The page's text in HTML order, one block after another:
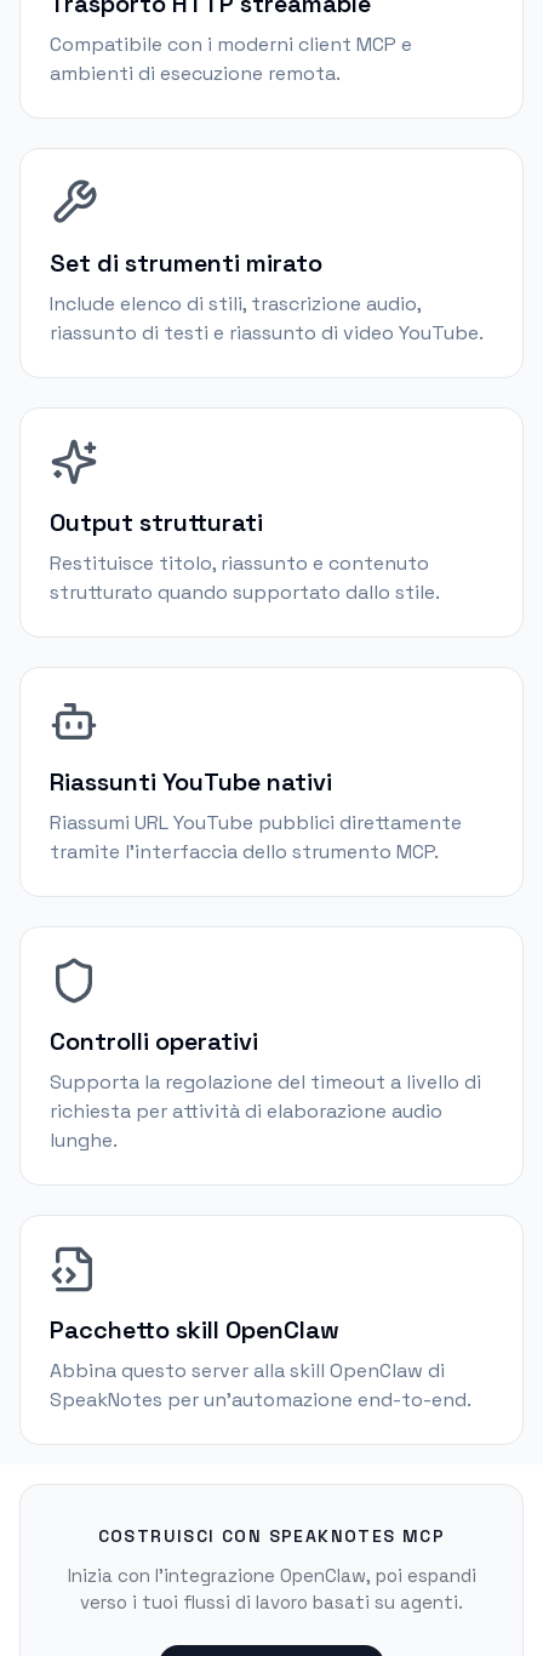
Compatibile con i moderni client MCP e
ambienti di esecuzione remota.
Set di strumenti mirato
Include elenco di stili, trascrizione audio,
riassunto di testi e riassunto di video YouTube.
Output strutturati
Restituisce titolo, riassunto e contenuto
strutturato quando supportato dallo stile.
Riassunti YouTube nativi
Riassumi URL YouTube pubblici direttamente
tramite l'interfaccia dello strumento MCP.
Controlli operativi
Supporta la regolazione del timeout a livello di
richiesta per attività di elaborazione audio
lunghe.
Pacchetto skill OpenClaw
Abbina questo server alla skill OpenClaw di
SpeakNotes per un'automazione end-to-end.
COSTRUISCI CON SPEAKNOTES MCP
Inizia con l'integrazione OpenClaw, poi espandi
verso i tuoi flussi di lavoro basati su agenti.